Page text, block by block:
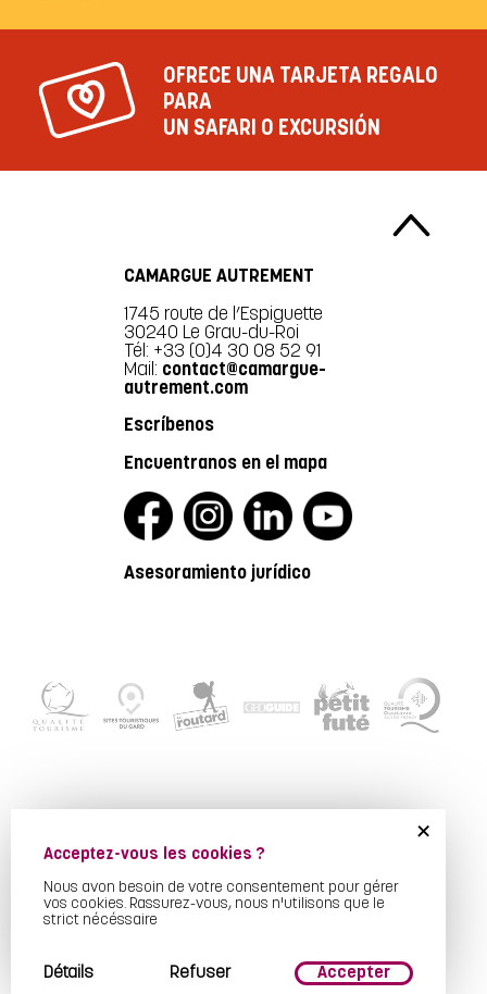
OFRECE UNA TARJETA REGALO
PARA
UN SAFARI O EXCURSIÓN
CAMARGUE AUTREMENT
1745 route de l’Espiguette
30240 Le Grau-du-Roi
Tél: +33 (0)4 30 08 52 91
Mail: contact@camargue-
autrement.com
Escríbenos
Encuentranos en el mapa
Asesoramiento jurídico
+
Acceptez-vous les cookies ?
Nous avon besoin de votre consentement pour gérer
vos cookies. Rassurez-vous, nous n'utilisons que le
strict nécéssaire
Détails Refuser Accepter